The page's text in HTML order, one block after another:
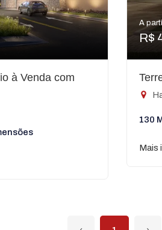
à Venda com
A
R$
130
Mais